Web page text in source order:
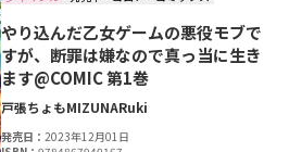
やり込んだ乙女ゲームの悪役モブで
すが、断罪は嫌なので真っ当に生き
ます@COMIC 第1巻
戸張ちょもMIZUNARuki
発売日：2023年12月01日